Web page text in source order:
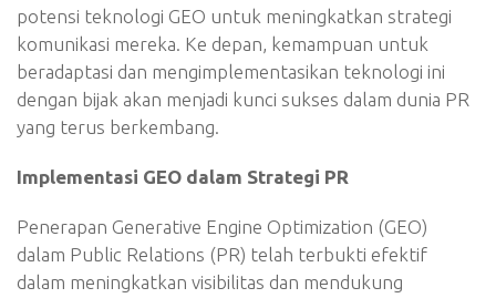
potensi teknologi GEO untuk meningkatkan strategi
komunikasi mereka. Ke depan, kemampuan untuk
beradaptasi dan mengimplementasikan teknologi ini
dengan bijak akan menjadi kunci sukses dalam dunia PR
yang terus berkembang.
Implementasi GEO dalam Strategi PR
Penerapan Generative Engine Optimization (GEO)
dalam Public Relations (PR) telah terbukti efektif
dalam meningkatkan visibilitas dan mendukung